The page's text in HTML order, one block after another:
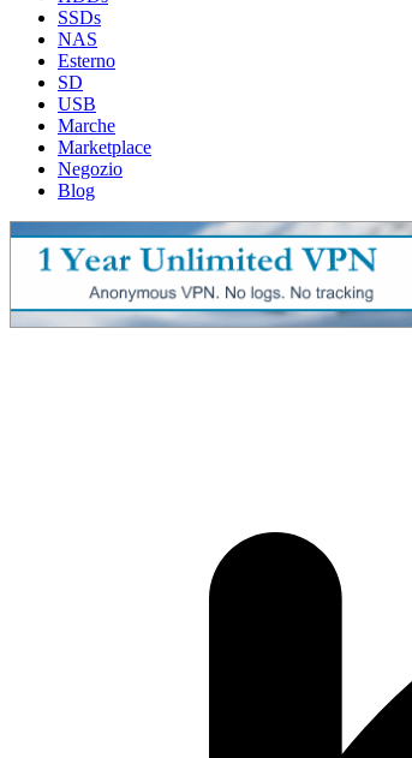
SSDs
NAS
Esterno
SD
USB
Marche
Marketplace
Negozio
Blog